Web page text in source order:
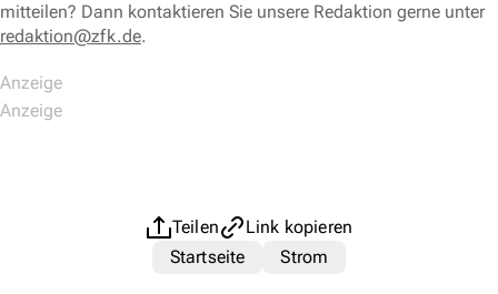
mitteilen? Dann kontaktieren Sie unsere Redaktion gerne unter
redaktion@zfk.de.
Teilen
Link kopieren
Startseite
Strom